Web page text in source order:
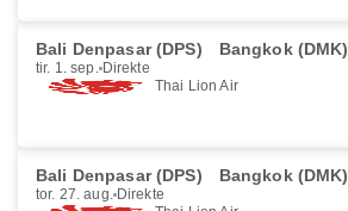
Bali Denpasar (DPS) Bangkok (DMK)
tir. 1. sep. Direkte
Thai Lion Air
Bali Denpasar (DPS) Bangkok (DMK)
tor. 27. aug. Direkte